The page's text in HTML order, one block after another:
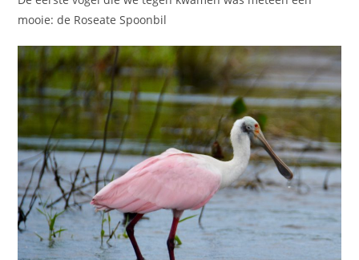
mooie: de Roseate Spoonbil